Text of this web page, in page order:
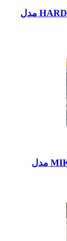
دستگاه CNC فرزعمودی 3محور HARDINGE مدل
دستگاه CNC فرزعمودی 3محور MIKRON مدل